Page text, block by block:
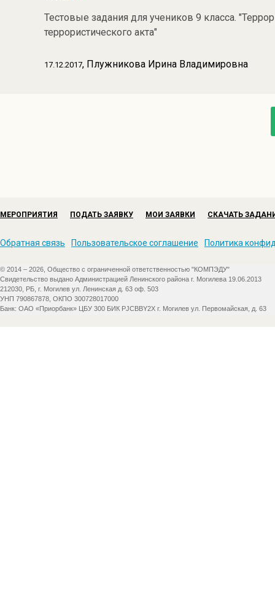
Тестовые задания для учеников 9 класса.
террористического акта"
17.12.2017, Плужникова Ирина Владимировна
МЕРОПРИЯТИЯ ПОДАТЬ ЗАЯВКУ МОИ ЗАЯВКИ СКАЧАТЬ
Обратная связь Пользовательское соглашение Политика
© 2014 – 2026, Общество с ограниченной ответственностью "КОМПЭДУ"
Свидетельство выдано Администрацией Ленинского района г. Могилева 19.06.2013
212030, РБ, г. Могилев ул. Ленинская д. 63 оф. 503
УНП 790867878, ОКПО 300728017000
Банк: ОАО «Приорбанк» ЦБУ 300 БИК PJCBBY2X г. Могилев ул. Первомайская, д. 63